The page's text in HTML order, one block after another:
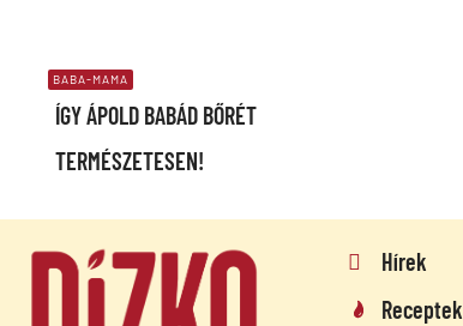
BABA-MAMA
ÍGY ÁPOLD BABÁD BŐRÉT
TERMÉSZETESEN!
Hírek
Receptek